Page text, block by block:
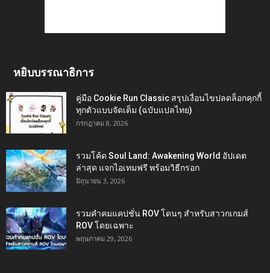
หยิบบรรณาธิการ
คู่มือ Cookie Run Classic สรุปเงื่อนไขปลดล็อกคุกกี้
ทุกตัวแบบจัดเต็ม (ฉบับแปลไทย)
กรกฎาคม 8, 2026
รวมโค้ด Soul Land: Awakening World อัปเดต
ล่าสุด แจกไอเทมฟรี พร้อมวิธีกรอก
มิถุนายน 3, 2026
รวมคำคมแคปชั่น ROV โดนๆ สำหรับสาวกเกมส์
ROV โดยเฉพาะ
พฤษภาคม 29, 2026